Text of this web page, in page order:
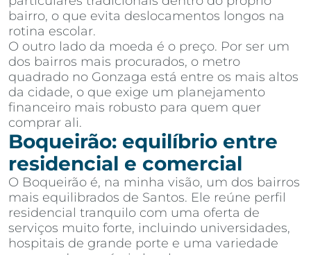
bairro, o que evita deslocamentos longos na
rotina escolar.
O outro lado da moeda é o preço. Por ser um
dos bairros mais procurados, o metro
quadrado no Gonzaga está entre os mais altos
da cidade, o que exige um planejamento
financeiro mais robusto para quem quer
comprar ali.
Boqueirão: equilíbrio entre
residencial e comercial
O Boqueirão é, na minha visão, um dos bairros
mais equilibrados de Santos. Ele reúne perfil
residencial tranquilo com uma oferta de
serviços muito forte, incluindo universidades,
hospitais de grande porte e uma variedade